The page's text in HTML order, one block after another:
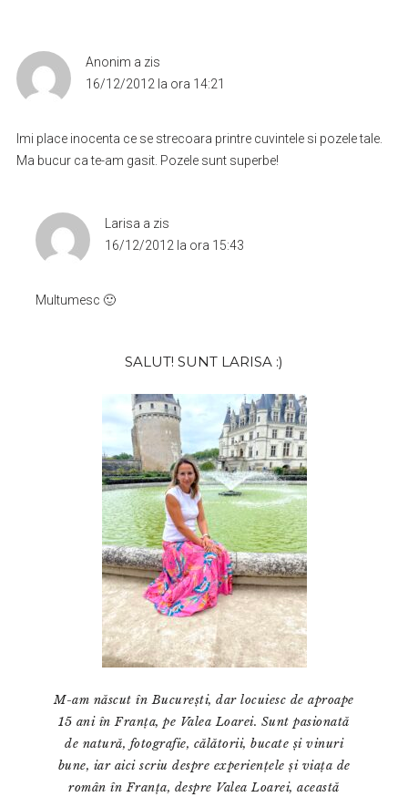
Anonim a zis
16/12/2012 la ora 14:21
Imi place inocenta ce se strecoara printre cuvintele si pozele tale.
Ma bucur ca te-am gasit. Pozele sunt superbe!
Larisa a zis
16/12/2012 la ora 15:43
Multumesc 🙂
principală
SALUT! SUNT LARISA :)
M-am născut în București, dar locuiesc de aproape
15 ani în Franța, pe Valea Loarei. Sunt pasionată
de natură, fotografie, călătorii, bucate și vinuri
bune, iar aici scriu despre experiențele și viața de
român în Franța, despre Valea Loarei, această